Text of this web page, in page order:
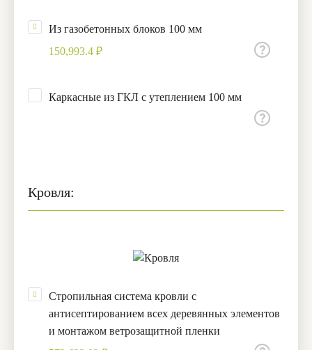
Из газобетонных блоков 100 мм
150,993.4 ₽
Каркасные из ГКЛ с утеплением 100 мм
Кровля:
Стропильная система кровли с
антисептированием всех деревянных элементов
и монтажом ветрозащитной пленки